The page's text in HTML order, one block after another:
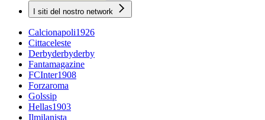
I siti del nostro network
Calcionapoli1926
Cittaceleste
Derbyderbyderby
Fantamagazine
FCInter1908
Forzaroma
Golssip
Hellas1903
Ilmilanista